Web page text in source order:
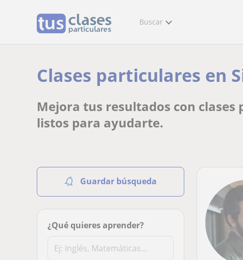
Buscar
Clases particulares en
Mejora tus resultados con
listos para ayudarte.
Guardar búsqueda
¿Qué quieres aprender?